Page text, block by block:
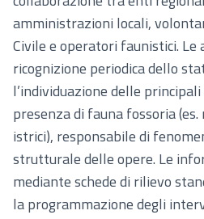
amministrazioni locali,
Civile e operatori faunistici.
ricognizione periodica dello
l’individuazione delle
presenza di fauna fossoria
istrici), responsabile di
strutturale delle opere. Le
mediante schede di rilievo
la programmazione degli